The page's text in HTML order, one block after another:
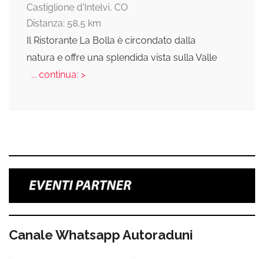
Castiglione d'Intelvi, CO
Distanza: 58,5 km
Il Ristorante La Bolla è circondato dalla
natura e offre una splendida vista sulla Valle
... continua: >
Canale Whatsapp Autoraduni